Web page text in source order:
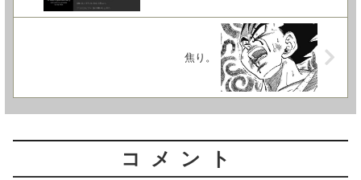
焦り。
コメント